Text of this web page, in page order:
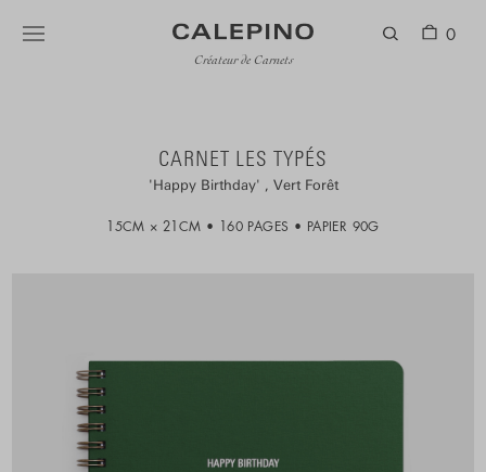
Créateur de Carnets
0
CARNET LES TYPÉS
Happy Birthday Vert Forêt
15CM × 21CM 160 PAGES PAPIER 90G